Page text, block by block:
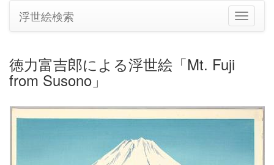
ナ
ビ
切
浮世絵検索
徳力富吉郎による浮世絵「Mt. Fuji
from Susono」